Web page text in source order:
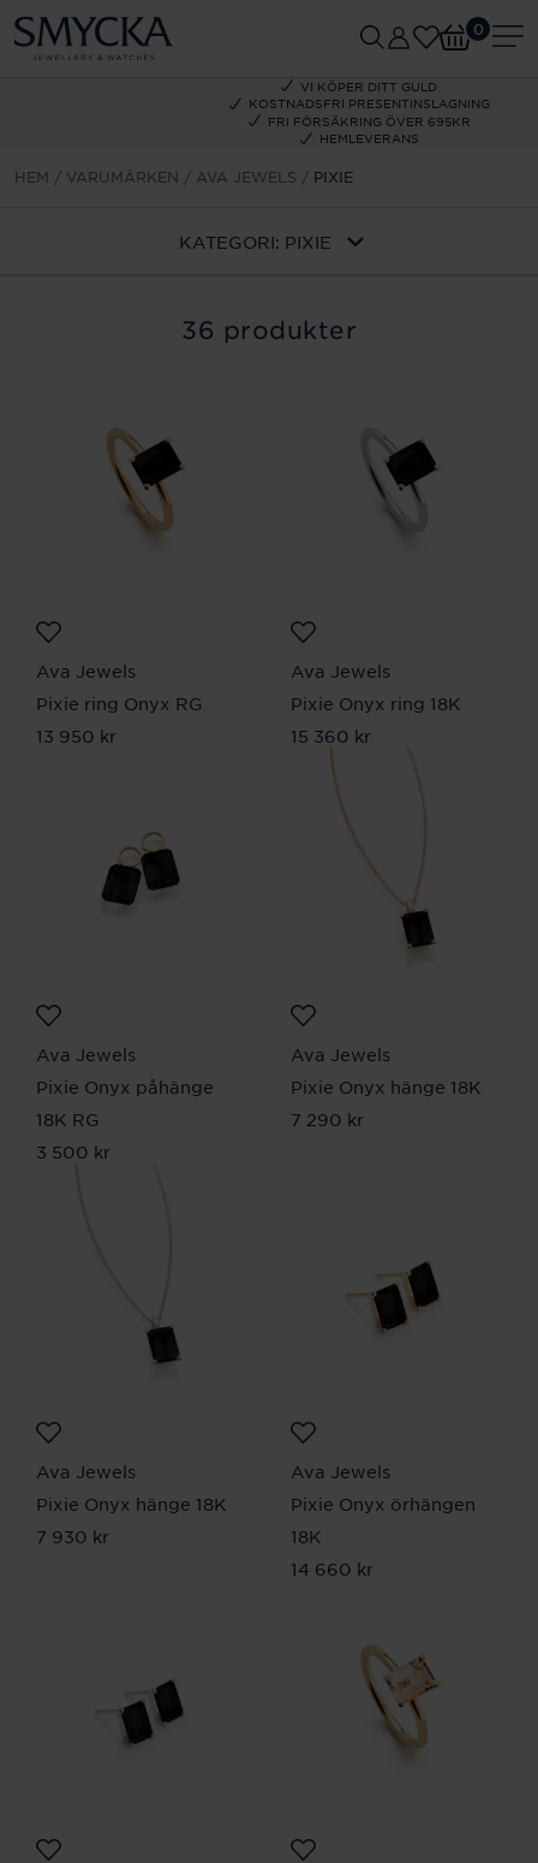
VI KÖPER DITT GULD
KOSTNADSFRI PRESENTINSLAGNING
FRI FÖRSÄKRING ÖVER 695KR
HEMLEVERANS
0
HEM VARUMÄRKEN AVA JEWELS PIXIE
KATEGORI: PIXIE
36 produkter
Ava Jewels
Pixie ring Onyx RG
Pris:13 950 kr
13 950 kr
Ava Jewels
Pixie Onyx ring 18K
Pris:15 360 kr
15 360 kr
Ava Jewels
Pixie Onyx påhänge
18K RG
Pris:3 500 kr
3 500 kr
Ava Jewels
Pixie Onyx hänge 18K
Pris:7 290 kr
7 290 kr
Ava Jewels
Pixie Onyx hänge 18K
Pris:7 930 kr
7 930 kr
Ava Jewels
Pixie Onyx örhängen
18K
Pris:14 660 kr
14 660 kr